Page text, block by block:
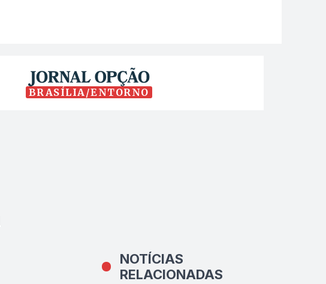
BRASÍLIA/ENTORNO
NOTÍCIAS
RELACIONADAS